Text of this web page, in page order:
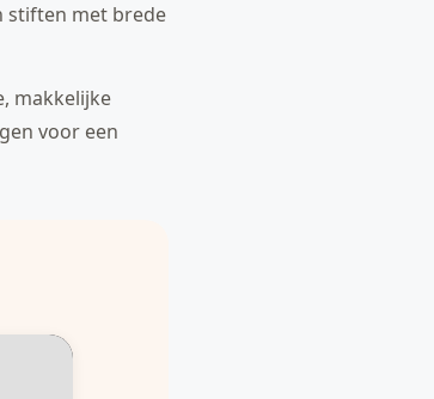
stiften met brede
makkelijke
voor een